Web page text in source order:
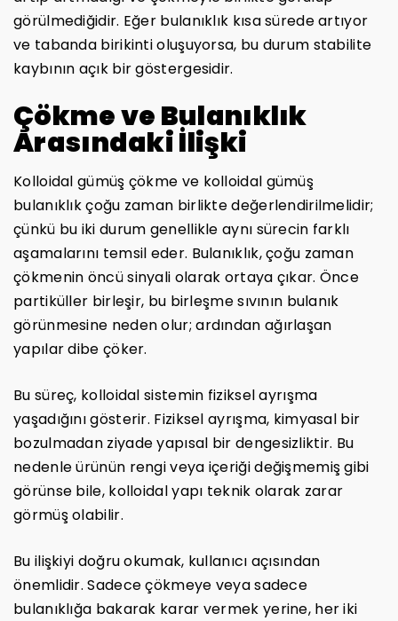
görülmediğidir. Eğer bulanıklık kısa sürede artıyor
ve tabanda birikinti oluşuyorsa, bu durum stabilite
kaybının açık bir göstergesidir.
Çökme ve Bulanıklık
Arasındaki İlişki
Kolloidal gümüş çökme ve kolloidal gümüş
bulanıklık çoğu zaman birlikte değerlendirilmelidir;
çünkü bu iki durum genellikle aynı sürecin farklı
aşamalarını temsil eder. Bulanıklık, çoğu zaman
çökmenin öncü sinyali olarak ortaya çıkar. Önce
partiküller birleşir, bu birleşme sıvının bulanık
görünmesine neden olur; ardından ağırlaşan
yapılar dibe çöker.
Bu süreç, kolloidal sistemin fiziksel ayrışma
yaşadığını gösterir. Fiziksel ayrışma, kimyasal bir
bozulmadan ziyade yapısal bir dengesizliktir. Bu
nedenle ürünün rengi veya içeriği değişmemiş gibi
görünse bile, kolloidal yapı teknik olarak zarar
görmüş olabilir.
Bu ilişkiyi doğru okumak, kullanıcı açısından
önemlidir. Sadece çökmeye veya sadece
bulanıklığa bakarak karar vermek yerine, her iki